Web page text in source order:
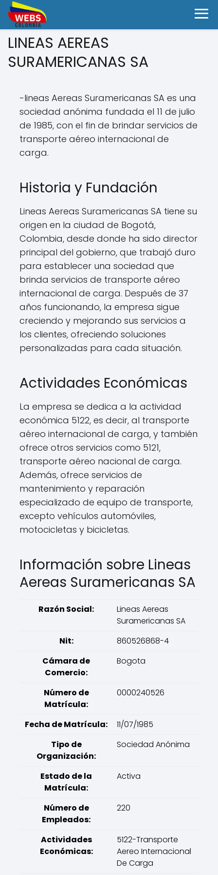
LINEAS AEREAS
SURAMERICANAS SA
-lineas Aereas Suramericanas SA es una
sociedad anónima fundada el 11 de julio
de 1985, con el fin de brindar servicios de
transporte aéreo internacional de
carga.
Historia y Fundación
Lineas Aereas Suramericanas SA tiene su
origen en la ciudad de Bogotá,
Colombia, desde donde ha sido director
principal del gobierno, que trabajó duro
para establecer una sociedad que
brinda servicios de transporte aéreo
internacional de carga. Después de 37
años funcionando, la empresa sigue
creciendo y mejorando sus servicios a
los clientes, ofreciendo soluciones
personalizadas para cada situación.
Actividades Económicas
La empresa se dedica a la actividad
económica 5122, es decir, al transporte
aéreo internacional de carga, y también
ofrece otros servicios como 5121,
transporte aéreo nacional de carga.
Además, ofrece servicios de
mantenimiento y reparación
especializado de equipo de transporte,
excepto vehículos automóviles,
motocicletas y bicicletas.
Información sobre Lineas
Aereas Suramericanas SA
Razón Social:
Lineas Aereas
Suramericanas SA
Nit:
860526868-4
Cámara de
Comercio:
Bogota
Número de
Matrícula:
0000240526
Fecha de Matrícula:
11/07/1985
Tipo de
Organización:
Sociedad Anónima
Estado de la
Matrícula:
Activa
Número de
Empleados:
220
Actividades
Económicas:
5122-Transporte
Aereo Internacional
De Carga